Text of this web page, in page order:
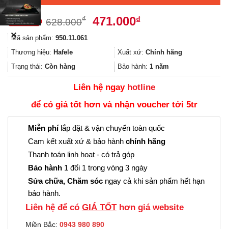
628.000₫
Giá
628.000₫.
471.000₫Giá
là:
471.000₫.
Mã sản phẩm: 950.11.061
Thương hiệu: Hafele Xuất xứ: Chính hãng
Trạng thái: Còn hàng Bảo hành: 1 năm
Liên hệ ngay hotline
để có giá tốt hơn và nhận voucher tới 5tr
Miễn phílắp đặt & vận chuyển toàn quốc
Cam kết xuất xứ & bảo hành chính hãng
Thanh toán linh hoạt - có trả góp
Bảo hành 1 đổi 1 trong vòng 3 ngày
Sửa chữa, Chăm sóc ngay cả khi sản phẩm hết hạn
bảo hành.
Liên hệ để có GIÁ TỐThơn giá website
Miền Bắc: 0943 980 890
✕